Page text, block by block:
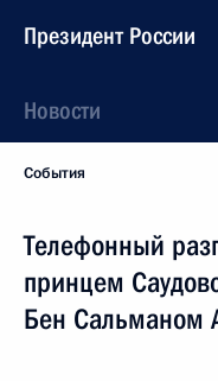
Президент России
Новости
События
Телефонный
принцем
Бен Сальманом